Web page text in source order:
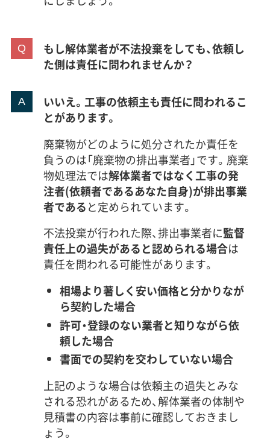
もし解体業者が不法投棄をしても、依頼し
た側は責任に問われませんか？
いいえ。工事の依頼主も責任に問われるこ
とがあります。
廃棄物がどのように処分されたか責任を
負うのは「廃棄物の排出事業者」です。廃棄
物処理法では解体業者ではなく工事の発
注者(依頼者であるあなた自身)が排出事業
者であると定められています。
不法投棄が行われた際、排出事業者に監督
責任上の過失があると認められる場合は
責任を問われる可能性があります。
相場より著しく安い価格と分かりなが
ら契約した場合
許可・登録のない業者と知りながら依
頼した場合
書面での契約を交わしていない場合
上記のような場合は依頼主の過失とみな
される恐れがあるため、解体業者の体制や
見積書の内容は事前に確認しておきまし
ょう。